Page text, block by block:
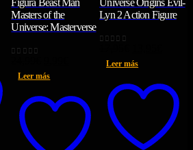
Figura Beast Man
Masters of the
Universe: Masterverse
precio
era:
24,99€.
es:
9,99€.
Leer más
Universe Origins Evil-
Lyn 2 Action Figure
precio
era:
17,95€.
es:
Leer más